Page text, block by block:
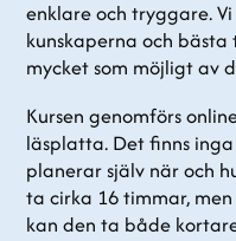
enklare och tryggare.
kunskaperna och
mycket som möjligt av
Kursen genomförs
läsplatta. Det finns
planerar själv när och
ta cirka 16 timmar,
kan den ta både